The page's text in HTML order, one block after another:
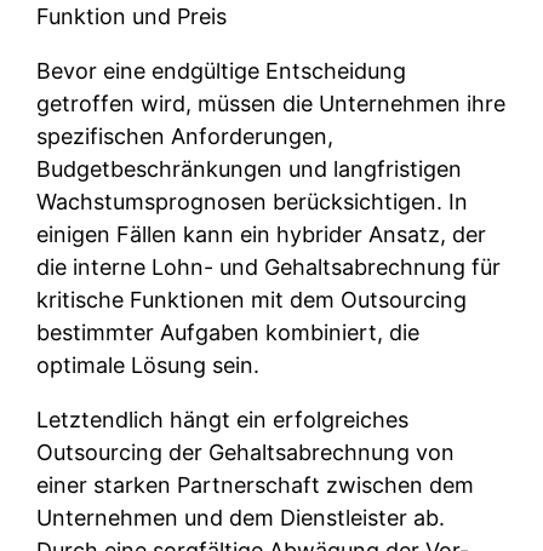
Funktion und Preis
Bevor eine endgültige Entscheidung
getroffen wird, müssen die Unternehmen ihre
spezifischen Anforderungen,
Budgetbeschränkungen und langfristigen
Wachstumsprognosen berücksichtigen. In
einigen Fällen kann ein hybrider Ansatz, der
die interne Lohn- und Gehaltsabrechnung für
kritische Funktionen mit dem Outsourcing
bestimmter Aufgaben kombiniert, die
optimale Lösung sein.
Letztendlich hängt ein erfolgreiches
Outsourcing der Gehaltsabrechnung von
einer starken Partnerschaft zwischen dem
Unternehmen und dem Dienstleister ab.